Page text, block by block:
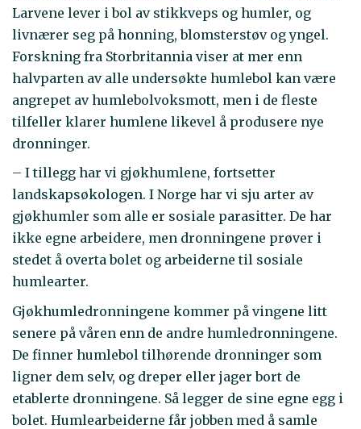
Larvene lever i bol av stikkveps og humler, og
livnærer seg på honning, blomsterstøv og yngel.
Forskning fra Storbritannia viser at mer enn
halvparten av alle undersøkte humlebol kan være
angrepet av humlebolvoksmott, men i de fleste
tilfeller klarer humlene likevel å produsere nye
dronninger.
– I tillegg har vi gjøkhumlene, fortsetter
landskapsøkologen. I Norge har vi sju arter av
gjøkhumler som alle er sosiale parasitter. De har
ikke egne arbeidere, men dronningene prøver i
stedet å overta bolet og arbeiderne til sosiale
humlearter.
Gjøkhumledronningene kommer på vingene litt
senere på våren enn de andre humledronningene.
De finner humlebol tilhørende dronninger som
ligner dem selv, og dreper eller jager bort de
etablerte dronningene. Så legger de sine egne egg i
bolet. Humlearbeiderne får jobben med å samle